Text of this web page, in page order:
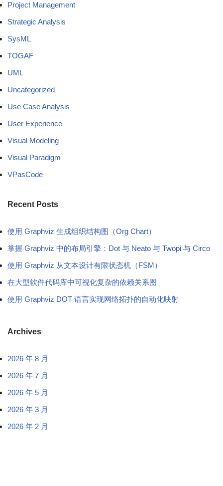
Project Management
Strategic Analysis
SysML
TOGAF
UML
Uncategorized
Use Case Analysis
User Experience
Visual Modeling
Visual Paradigm
VPasCode
Recent Posts
使用 Graphviz 生成组织结构图（Org Chart）
掌握 Graphviz 中的布局引擎：Dot 与 Neato 与 Twopi 与 Circo
使用 Graphviz 从文本设计有限状态机（FSM）
在大型软件代码库中可视化复杂的依赖关系图
使用 Graphviz DOT 语言实现网络拓扑的自动化映射
Archives
2026 年 8 月
2026 年 7 月
2026 年 5 月
2026 年 3 月
2026 年 2 月